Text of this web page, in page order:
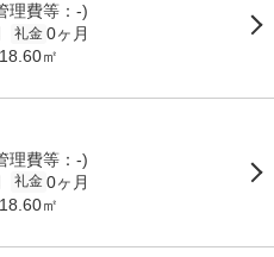
理費等：-)
礼金 0ヶ月
18.60㎡
理費等：-)
礼金 0ヶ月
18.60㎡